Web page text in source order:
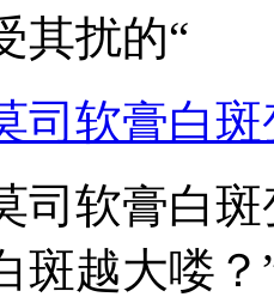
其扰的“
司软膏白
司软膏白
斑越大喽